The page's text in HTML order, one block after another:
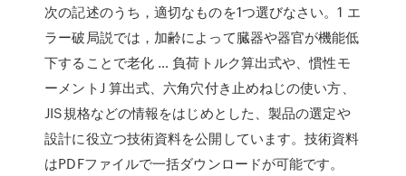
次の記述のうち，適切なものを1つ選びなさい。1 エ
ラー破局説では，加齢によって臓器や器官が機能低
下することで老化 … 負荷トルク算出式や、慣性モ
ーメントJ 算出式、六角穴付き止めねじの使い方、
JIS規格などの情報をはじめとした、製品の選定や
設計に役立つ技術資料を公開しています。技術資料
はPDFファイルで一括ダウンロードが可能です。